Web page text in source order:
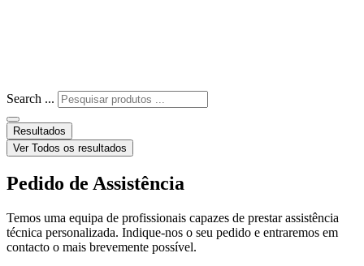
Search ...
Resultados
Ver Todos os resultados
Pedido de Assistência
Temos uma equipa de profissionais capazes de prestar assistência
técnica personalizada. Indique-nos o seu pedido e entraremos em
contacto o mais brevemente possível.